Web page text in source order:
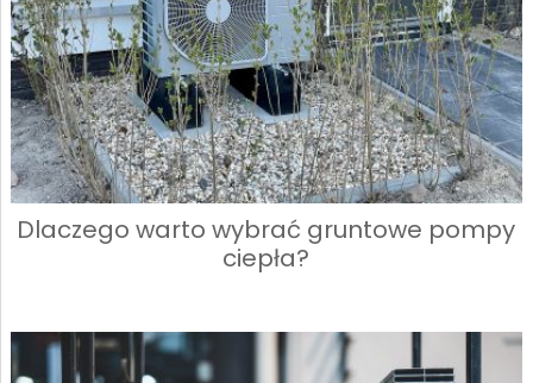
Dlaczego warto wybrać gruntowe pompy
ciepła?